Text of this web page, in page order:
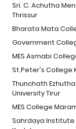
Sri. C. Achutha
Thrissur
Bharata Mata
Government
MES Asmabi
St.Peter's College
Thunchath
University Tirur
MES College
Sahrdaya